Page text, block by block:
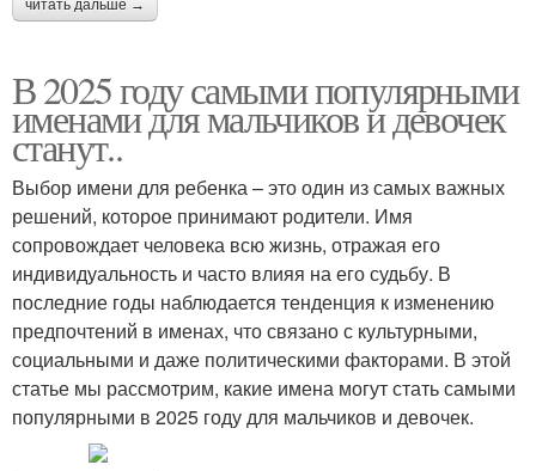
читать дальше →
В 2025 году самыми популярными
именами для мальчиков и девочек
станут..
Выбор имени для ребенка – это один из самых важных
решений, которое принимают родители. Имя
сопровождает человека всю жизнь, отражая его
индивидуальность и часто влияя на его судьбу. В
последние годы наблюдается тенденция к изменению
предпочтений в именах, что связано с культурными,
социальными и даже политическими факторами. В этой
статье мы рассмотрим, какие имена могут стать самыми
популярными в 2025 году для мальчиков и девочек.